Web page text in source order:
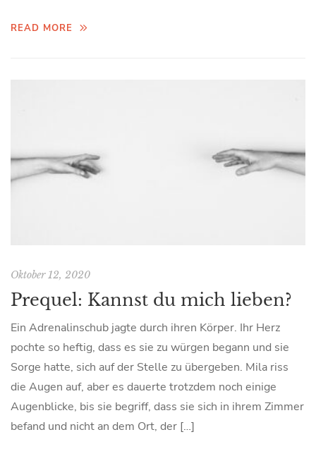
READ MORE
Oktober 12, 2020
Prequel: Kannst du mich lieben?
Ein Adrenalinschub jagte durch ihren Körper. Ihr Herz
pochte so heftig, dass es sie zu würgen begann und sie
Sorge hatte, sich auf der Stelle zu übergeben. Mila riss
die Augen auf, aber es dauerte trotzdem noch einige
Augenblicke, bis sie begriff, dass sie sich in ihrem Zimmer
befand und nicht an dem Ort, der […]